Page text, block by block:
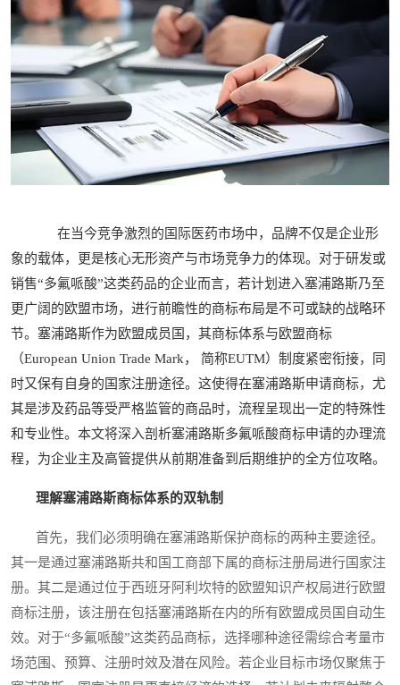
在当今竞争激烈的国际医药市场中，品牌不仅是企业形
象的载体，更是核心无形资产与市场竞争力的体现。对于研发或
销售“多氟哌酸”这类药品的企业而言，若计划进入塞浦路斯乃至
更广阔的欧盟市场，进行前瞻性的商标布局是不可或缺的战略环
节。塞浦路斯作为欧盟成员国，其商标体系与欧盟商标
（European Union Trade Mark， 简称EUTM）制度紧密衔接，同
时又保有自身的国家注册途径。这使得在塞浦路斯申请商标，尤
其是涉及药品等受严格监管的商品时，流程呈现出一定的特殊性
和专业性。本文将深入剖析塞浦路斯多氟哌酸商标申请的办理流
程，为企业主及高管提供从前期准备到后期维护的全方位攻略。
理解塞浦路斯商标体系的双轨制
首先，我们必须明确在塞浦路斯保护商标的两种主要途径。
其一是通过塞浦路斯共和国工商部下属的商标注册局进行国家注
册。其二是通过位于西班牙阿利坎特的欧盟知识产权局进行欧盟
商标注册，该注册在包括塞浦路斯在内的所有欧盟成员国自动生
效。对于“多氟哌酸”这类药品商标，选择哪种途径需综合考量市
场范围、预算、注册时效及潜在风险。若企业目标市场仅聚焦于